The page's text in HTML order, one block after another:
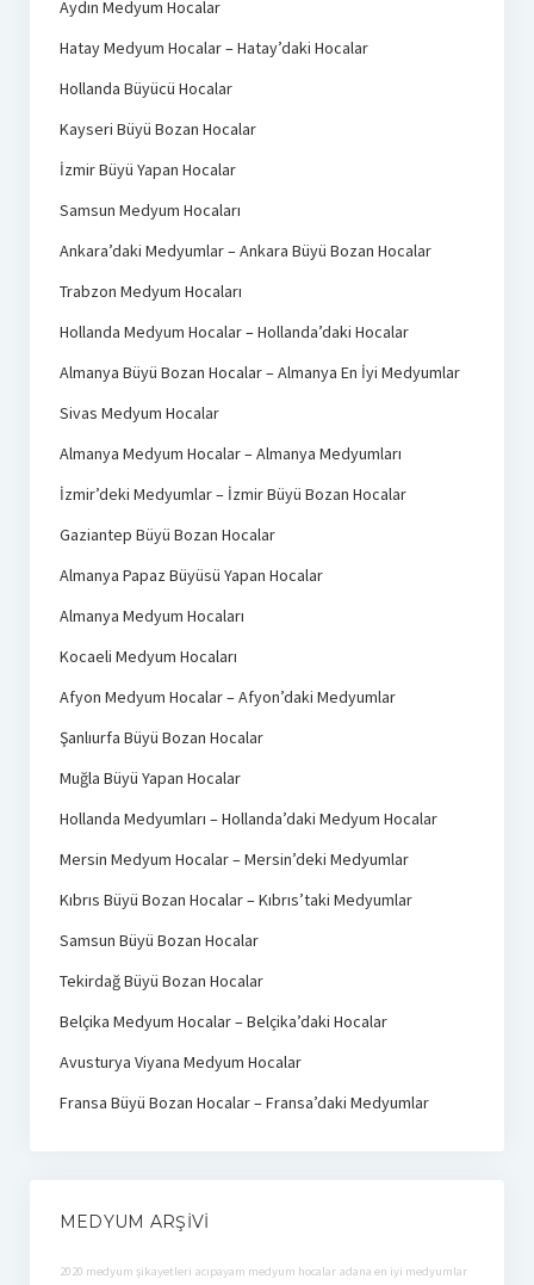
Aydın Medyum Hocalar
Hatay Medyum Hocalar – Hatay’daki Hocalar
Hollanda Büyücü Hocalar
Kayseri Büyü Bozan Hocalar
İzmir Büyü Yapan Hocalar
Samsun Medyum Hocaları
Ankara’daki Medyumlar – Ankara Büyü Bozan Hocalar
Trabzon Medyum Hocaları
Hollanda Medyum Hocalar – Hollanda’daki Hocalar
Almanya Büyü Bozan Hocalar – Almanya En İyi Medyumlar
Sivas Medyum Hocalar
Almanya Medyum Hocalar – Almanya Medyumları
İzmir’deki Medyumlar – İzmir Büyü Bozan Hocalar
Gaziantep Büyü Bozan Hocalar
Almanya Papaz Büyüsü Yapan Hocalar
Almanya Medyum Hocaları
Kocaeli Medyum Hocaları
Afyon Medyum Hocalar – Afyon’daki Medyumlar
Şanlıurfa Büyü Bozan Hocalar
Muğla Büyü Yapan Hocalar
Hollanda Medyumları – Hollanda’daki Medyum Hocalar
Mersin Medyum Hocalar – Mersin’deki Medyumlar
Kıbrıs Büyü Bozan Hocalar – Kıbrıs’taki Medyumlar
Samsun Büyü Bozan Hocalar
Tekirdağ Büyü Bozan Hocalar
Belçika Medyum Hocalar – Belçika’daki Hocalar
Avusturya Viyana Medyum Hocalar
Fransa Büyü Bozan Hocalar – Fransa’daki Medyumlar
MEDYUM ARŞIVI
2020 medyum şikayetleri acıpayam medyum hocalar adana en iyi medyumlar